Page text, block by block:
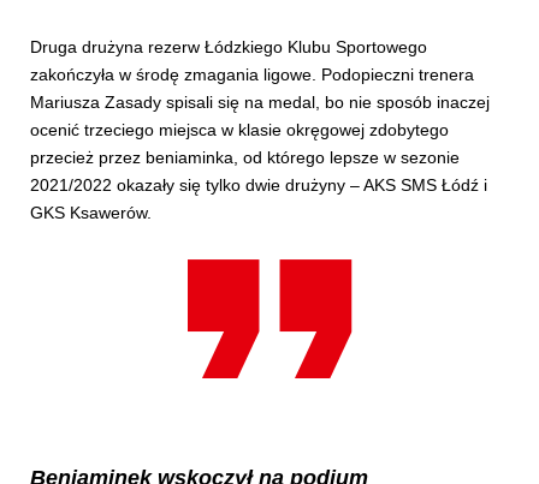
Druga drużyna rezerw Łódzkiego Klubu Sportowego
zakończyła w środę zmagania ligowe. Podopieczni trenera
Mariusza Zasady spisali się na medal, bo nie sposób inaczej
ocenić trzeciego miejsca w klasie okręgowej zdobytego
przecież przez beniaminka, od którego lepsze w sezonie
2021/2022 okazały się tylko dwie drużyny – AKS SMS Łódź i
GKS Ksawerów.
Beniaminek wskoczył na podium